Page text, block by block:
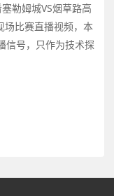
勒姆城VS烟草路高
场比赛直播视频，本
信号，只作为技术探